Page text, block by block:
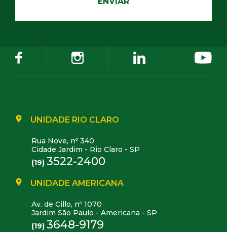
UNIDADE RIO CLARO
Rua Nove, nº 340
Cidade Jardim - Rio Claro - SP
(19) 3522-2400
UNIDADE AMERICANA
Av. de Cillo, nº 1070
Jardim São Paulo - Americana - SP
(19) 3648-9179